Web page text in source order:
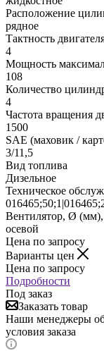
Расположение
рядное
Тактность
4
Мощность
108
Количество
4
Частота вращения
1500
SAE (маховик /
3/11,5
Вид топлива
Дизельное
Техническое
Вентилятор, Ø
осевой
Цена по запросу
Варианты цен
Цена по запросу
Подробности
Под заказ
Заказать товар
Наши менеджеры
условия заказа